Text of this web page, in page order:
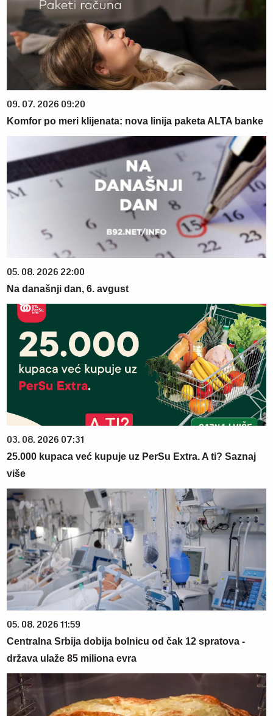
09. 07. 2026 09:20
Komfor po meri klijenata: nova linija paketa ALTA banke
05. 08. 2026 22:00
Na današnji dan, 6. avgust
03. 08. 2026 07:31
25.000 kupaca već kupuje uz PerSu Extra. A ti? Saznaj
više
05. 08. 2026 11:59
Centralna Srbija dobija bolnicu od čak 12 spratova -
država ulaže 85 miliona evra